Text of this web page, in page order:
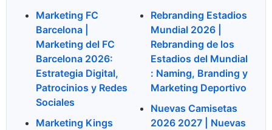
Marketing FC
Barcelona |
Marketing del FC
Barcelona 2026:
Estrategia Digital,
Patrocinios y Redes
Sociales
Marketing Kings
Rebranding Estadios
Mundial 2026 |
Rebranding de los
Estadios del Mundial
: Naming, Branding y
Marketing Deportivo
Nuevas Camisetas
2026 2027 | Nuevas